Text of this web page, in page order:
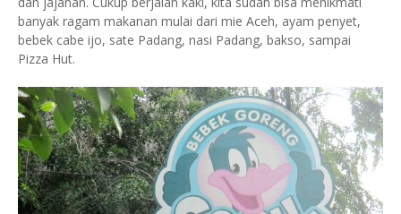
banyak ragam makanan mulai dari mie Aceh, ayam penyet,
bebek cabe ijo, sate Padang, nasi Padang, bakso, sampai
Pizza Hut.